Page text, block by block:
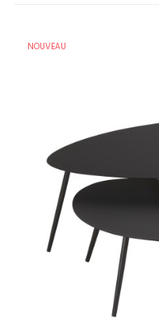
NOUVEAU